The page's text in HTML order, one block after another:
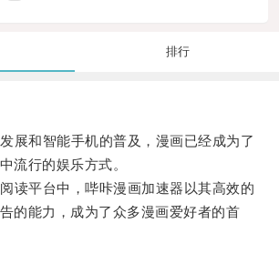
排行
和智能手机的普及，漫画已经成为了
流行的娱乐方式。
平台中，哔咔漫画加速器以其高效的
的能力，成为了众多漫画爱好者的首